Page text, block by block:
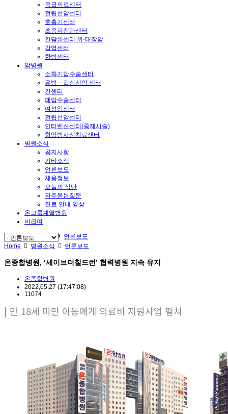
응급의료센터
전립선암센터
호흡기센터
초음파진단센터
간담췌센터 위·대장암
감염센터
한방센터
암병원
소화기암수술센터
유방ㆍ갑상선암 센터
간센터
폐암수술센터
여성암센터
전립선암센터
인터벤션센터(중재시술)
항암방사선치료센터
병원소식
공지사항
기타소식
언론보도
채용정보
오늘의 식단
자주묻는질문
진료 안내 영상
온그룹계열병원
비급여
Home 병원소식
언론보도
Home
병원소식 언론보도
온종합병원, ‘세이브더칠드런’ 협력병원 지속 유지
온종합병원
2022,05,27 (17:47:08)
11074
| 만 18세 미만 아동에게 의료비 지원사업 펼쳐